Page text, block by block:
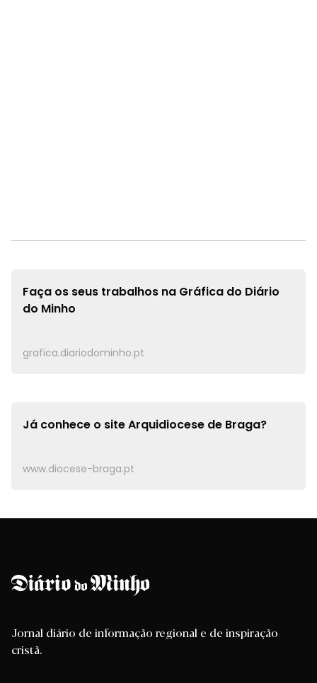
Faça os seus trabalhos na Gráfica do Diário
do Minho
grafica.diariodominho.pt
Já conhece o siteArquidiocese de Braga?
www.diocese-braga.pt
Jornal diário de informação regional e de inspiração
cristã.